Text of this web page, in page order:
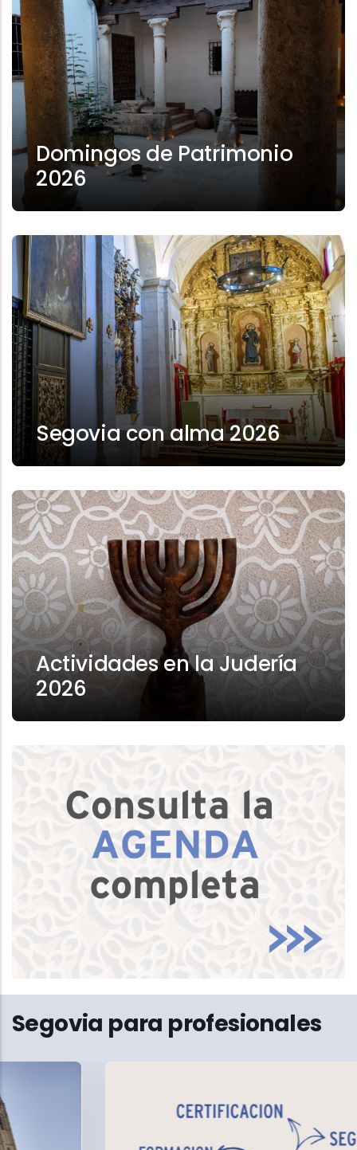
Domingos de Patrimonio
2026
Segovia con alma 2026
Actividades en la Judería
2026
Segovia para profesionales